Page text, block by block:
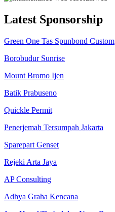
Latest Sponsorship
Green One Tas Spunbond Custom
Borobudur Sunrise
Mount Bromo Ijen
Batik Prabuseno
Quickle Permit
Penerjemah Tersumpah Jakarta
Sparepart Genset
Rejeki Arta Jaya
AP Consulting
Adhya Graha Kencana